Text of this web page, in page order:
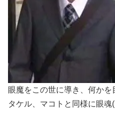
眼魔をこの世に導き、何かを
タケル、マコトと同様に眼魂